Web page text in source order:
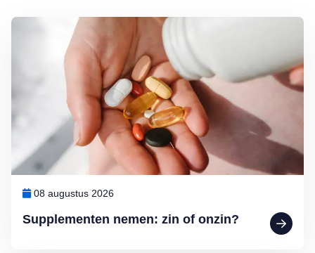
Supplementen nemen: zin of onzin?
08 augustus 2026
Lees meer over Supplementen nemen: zin of onzin?